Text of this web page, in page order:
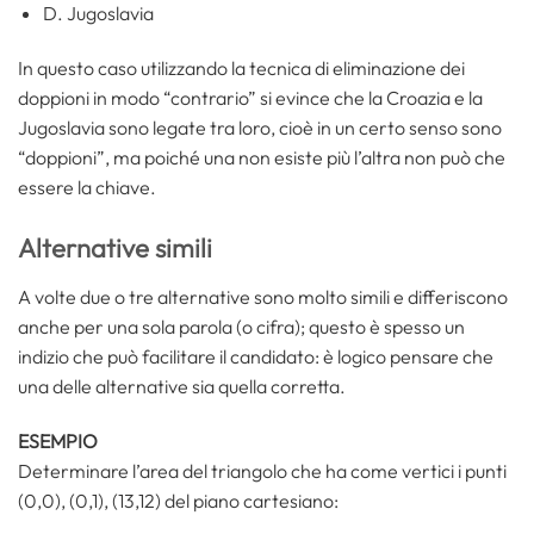
D. Jugoslavia
In questo caso utilizzando la tecnica di eliminazione dei
doppioni in modo “contrario” si evince che la Croazia e la
Jugoslavia sono legate tra loro, cioè in un certo senso sono
“doppioni”, ma poiché una non esiste più l’altra non può che
essere la chiave.
Alternative simili
A volte due o tre alternative sono molto simili e differiscono
anche per una sola parola (o cifra); questo è spesso un
indizio che può facilitare il candidato: è logico pensare che
una delle alternative sia quella corretta.
ESEMPIO
Determinare l’area del triangolo che ha come vertici i punti
(0,0), (0,1), (13,12) del piano cartesiano: